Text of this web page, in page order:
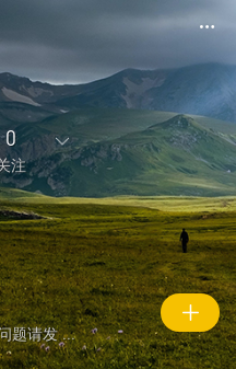
0
注
5
粉丝
0
关注
题请发 ...